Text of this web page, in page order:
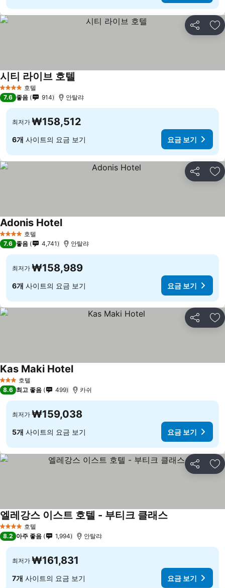
공유 즐
4 성급 호텔
시티 라이브 호텔
7.6 좋음 914 안탈랴
최저가 ₩158,512
6개 사이트의 요금 보기 요금 보기
공유 즐
4 성급 호텔
Adonis Hotel
7.6 좋음 4,741 안탈랴
최저가 ₩158,989
6개 사이트의 요금 보기 요금 보기
공유 즐
3 성급 호텔
Kas Maki Hotel
8.6 최고 좋음 499 카쉬
최저가 ₩159,038
5개 사이트의 요금 보기 요금 보기
공유 즐
4 성급 호텔
엘레강스 이스트 호텔 - 부티크 클래스
8.2 아주 좋음 1,994 안탈랴
최저가 ₩161,831
7개 사이트의 요금 보기 요금 보기